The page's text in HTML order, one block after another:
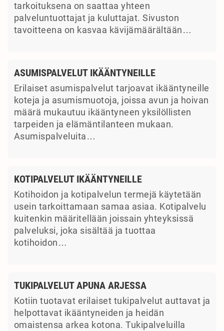
tarkoituksena on saattaa yhteen
palveluntuottajat ja kuluttajat. Sivuston
tavoitteena on kasvaa kävijämäärältään…
ASUMISPALVELUT IKÄÄNTYNEILLE
Erilaiset asumispalvelut tarjoavat ikääntyneille
koteja ja asumismuotoja, joissa avun ja hoivan
määrä mukautuu ikääntyneen yksilöllisten
tarpeiden ja elämäntilanteen mukaan.
Asumispalveluita…
KOTIPALVELUT IKÄÄNTYNEILLE
Kotihoidon ja kotipalvelun termejä käytetään
usein tarkoittamaan samaa asiaa. Kotipalvelu
kuitenkin määritellään joissain yhteyksissä
palveluksi, joka sisältää ja tuottaa
kotihoidon…
TUKIPALVELUT APUNA ARJESSA
Kotiin tuotavat erilaiset tukipalvelut auttavat ja
helpottavat ikääntyneiden ja heidän
omaistensa arkea kotona. Tukipalveluilla